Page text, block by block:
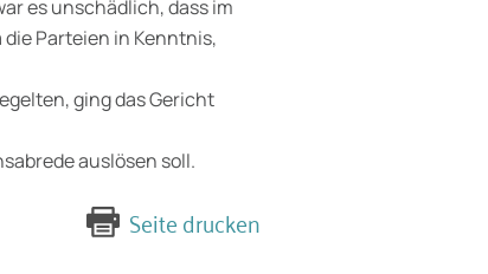
es unschädlich, dass im
die Parteien in Kenntnis,
ging das Gericht
auslösen soll.
Seite drucken